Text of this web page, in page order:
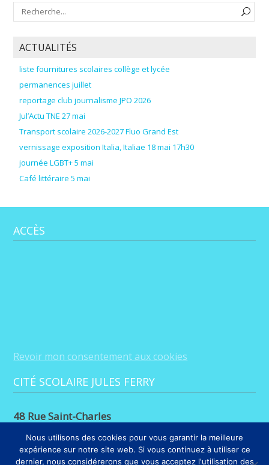
ACTUALITÉS
liste fournitures scolaires collège et lycée
permanences juillet
reportage club journalisme JPO 2026
Jul’Actu TNE 27 mai
Transport scolaire 2026-2027 Fluo Grand Est
vernissage exposition Italia, Italiae 18 mai 17h30
journée LGBT+ 5 mai
Café littéraire 5 mai
ACCÈS
Revoir mon consentement aux cookies
CITÉ SCOLAIRE JULES FERRY
48 Rue Saint-Charles
03 29 56 26 68
Nous utilisons des cookies pour vous garantir la meilleure
expérience sur notre site web. Si vous continuez à utiliser ce
dernier, nous considérerons que vous acceptez l'utilisation des